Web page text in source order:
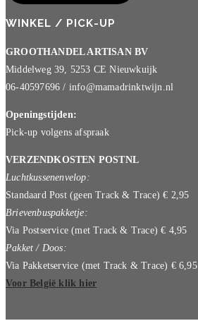
WINKEL / PICK-UP
GROOTHANDEL ARTISAN BV
Middelweg 39, 5253 CE Nieuwkuijk
06-40597696 / info@mamadrinktwijn.nl
Openingstijden:
Pick-up volgens afspraak
VERZENDKOSTEN POSTNL
Luchtkussenenvelop:
Standaard Post (geen Track & Trace) € 2,95
Brievenbuspakketje:
Via Postservice (met Track & Trace) € 4,95
Pakket / Doos:
Via Pakketservice (met Track & Trace) € 6,95
Voor België klik hier